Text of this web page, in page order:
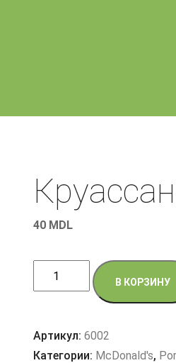
40 MDL
Количество
товара
с
ветчиной
В КОРЗИНУ
Артикул:6002
Категории: McDonald's,